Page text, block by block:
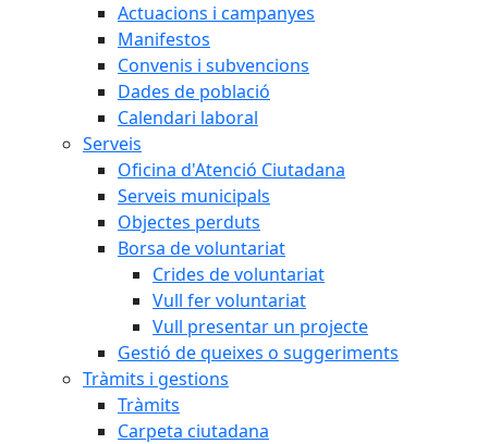
Actuacions i campanyes
Manifestos
Convenis i subvencions
Dades de població
Calendari laboral
Serveis
Oficina d'Atenció Ciutadana
Serveis municipals
Objectes perduts
Borsa de voluntariat
Crides de voluntariat
Vull fer voluntariat
Vull presentar un projecte
Gestió de queixes o suggeriments
Tràmits i gestions
Tràmits
Carpeta ciutadana